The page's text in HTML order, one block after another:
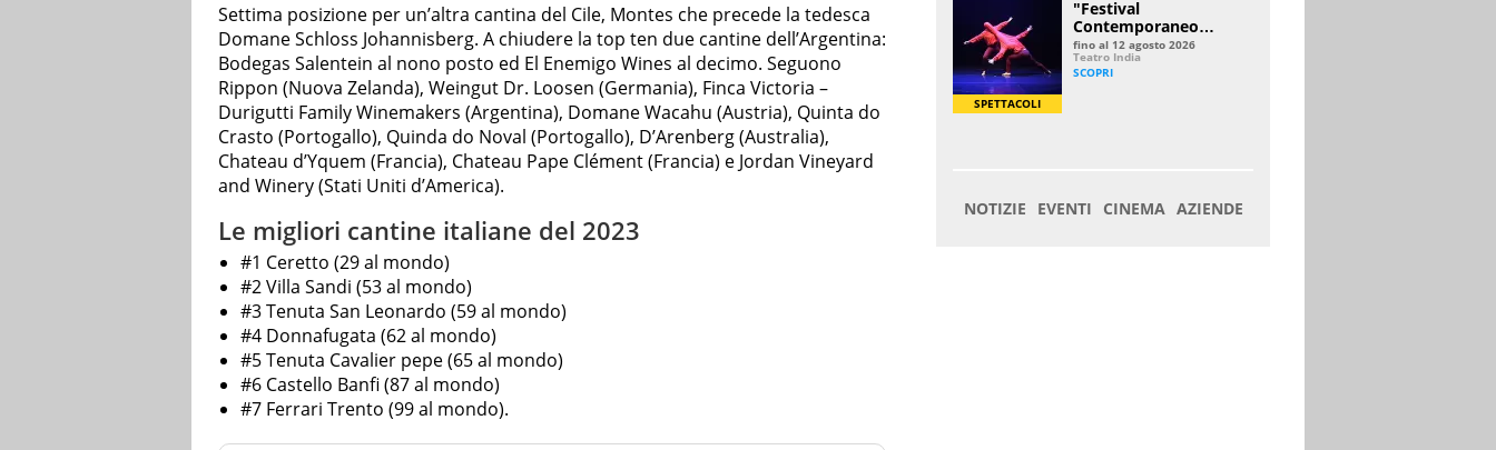
Settima posizione per un’altra cantina del Cile, Montes che precede la tedesca
Domane Schloss Johannisberg. A chiudere la top ten due cantine dell’Argentina:
Bodegas Salentein al nono posto ed El Enemigo Wines al decimo. Seguono
Rippon (Nuova Zelanda), Weingut Dr. Loosen (Germania), Finca Victoria –
Durigutti Family Winemakers (Argentina), Domane Wacahu (Austria), Quinta do
Crasto (Portogallo), Quinda do Noval (Portogallo), D’Arenberg (Australia),
Chateau d’Yquem (Francia), Chateau Pape Clément (Francia) e Jordan Vineyard
and Winery (Stati Uniti d’America).
Le migliori cantine italiane del 2023
#1 Ceretto (29 al mondo)
#2 Villa Sandi (53 al mondo)
#3 Tenuta San Leonardo (59 al mondo)
#4 Donnafugata (62 al mondo)
#5 Tenuta Cavalier pepe (65 al mondo)
#6 Castello Banfi (87 al mondo)
#7 Ferrari Trento (99 al mondo).